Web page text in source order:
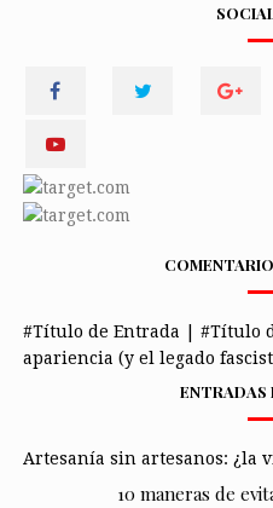
#Título de Entrada | #Título
apariencia (y el legado
ENTRADAS
Artesanía sin artesanos: ¿la
10 maneras de